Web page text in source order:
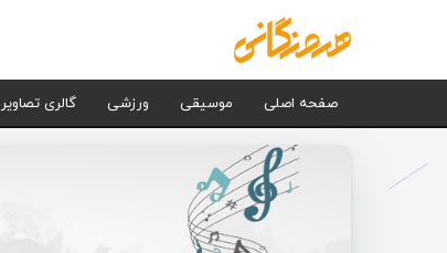
صفحه اصلی موسیقی ورزشی گالری تصاویر